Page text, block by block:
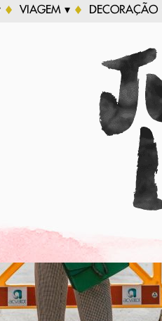
VIAGEM ▾ DECORAÇÃO